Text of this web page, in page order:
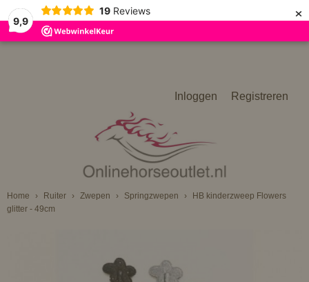
9,9
19 Reviews ×
Inloggen Registreren
Home › Ruiter › Zwepen › Springzwepen ›
HB kinderzweep Flowers
glitter - 49cm